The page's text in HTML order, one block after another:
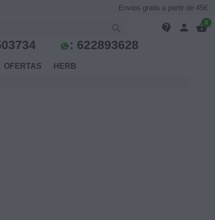
Envios gratis a partir de 45€
 contact_support person shopping_basket
0
: 622893628
OFERTAS HERB